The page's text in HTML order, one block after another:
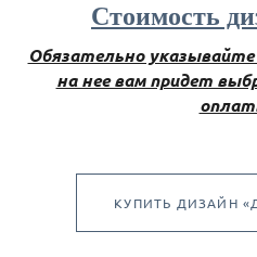
Стоимость
Обязательно
на нее вам придет
КУПИТЬ ДИЗАЙН